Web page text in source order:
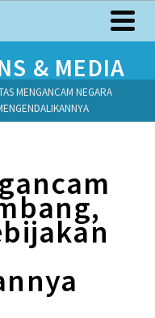
& MEDIA
MENGANCAM NEGARA